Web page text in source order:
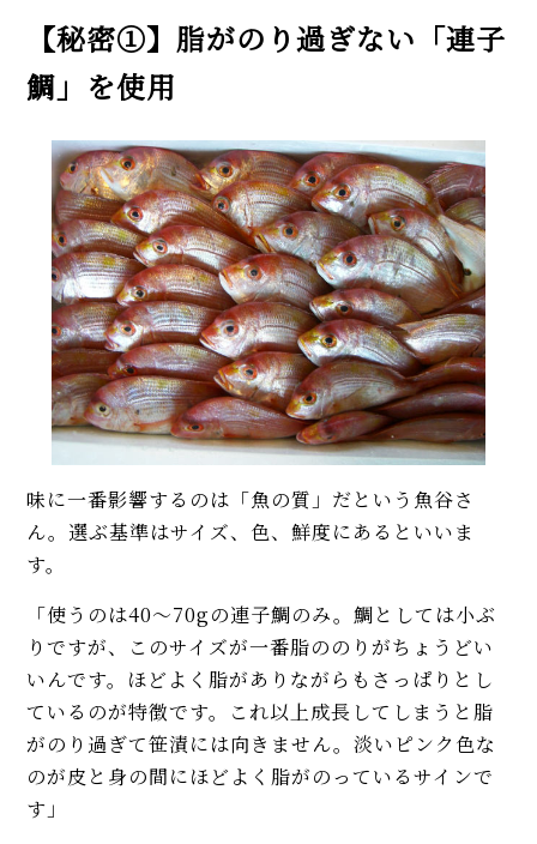
【秘密①】脂がのり過ぎない「連子
鯛」を使用
味に一番影響するのは「魚の質」だという魚谷さ
ん。選ぶ基準はサイズ、色、鮮度にあるといいま
す。
「使うのは40〜70gの連子鯛のみ。鯛としては小ぶ
りですが、このサイズが一番脂ののりがちょうどい
いんです。ほどよく脂がありながらもさっぱりとし
ているのが特徴です。これ以上成長してしまうと脂
がのり過ぎて笹漬には向きません。淡いピンク色な
のが皮と身の間にほどよく脂がのっているサインで
す」